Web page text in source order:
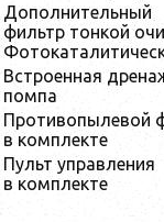
Дополнительный
фильтр тонкой
Встроенная
помпа
Противопылевой
в комплекте
Пульт управления
в комплекте